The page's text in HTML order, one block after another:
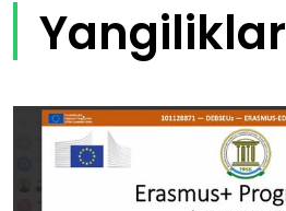
Yangiliklar